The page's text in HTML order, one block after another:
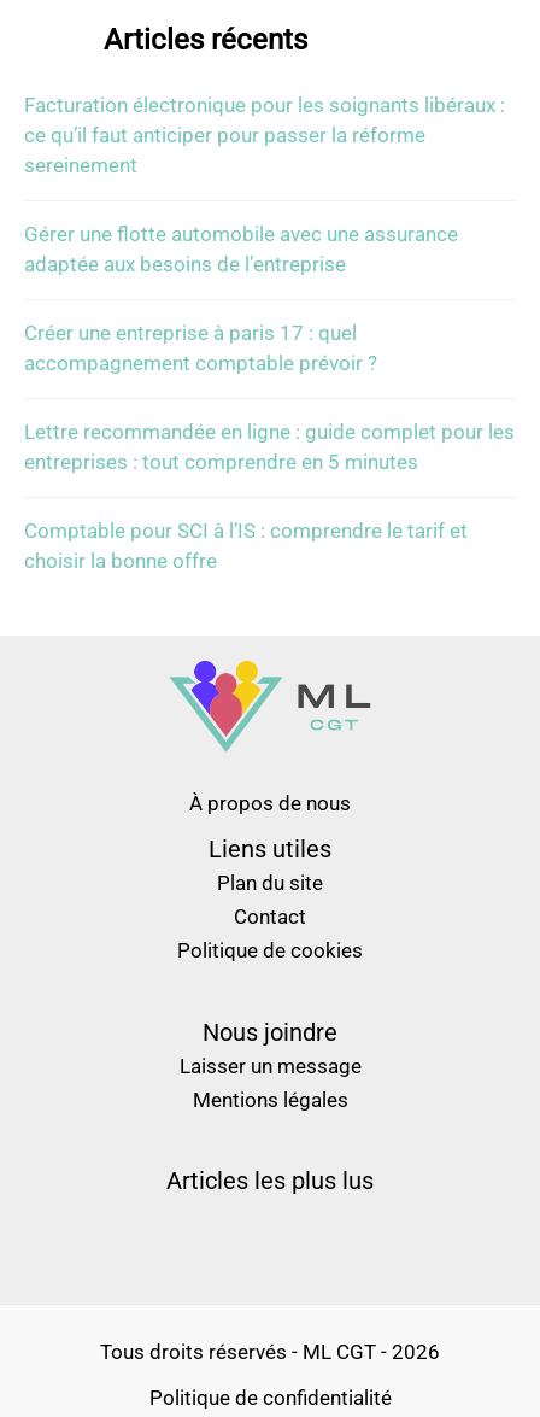
Articles récents
Facturation électronique pour les soignants libéraux :
ce qu’il faut anticiper pour passer la réforme
sereinement
Gérer une flotte automobile avec une assurance
adaptée aux besoins de l’entreprise
Créer une entreprise à paris 17 : quel
accompagnement comptable prévoir ?
Lettre recommandée en ligne : guide complet pour les
entreprises : tout comprendre en 5 minutes
Comptable pour SCI à l’IS : comprendre le tarif et
choisir la bonne offre
À propos de nous
Liens utiles
Plan du site
Contact
Politique de cookies
Nous joindre
Laisser un message
Mentions légales
Articles les plus lus
Tous droits réservés - ML CGT - 2026
Politique de confidentialité